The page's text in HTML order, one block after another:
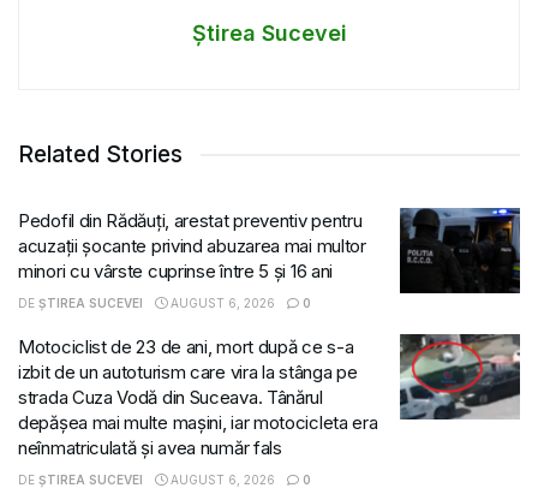
Știrea Sucevei
Related Stories
Pedofil din Rădăuți, arestat preventiv pentru
acuzații șocante privind abuzarea mai multor
minori cu vârste cuprinse între 5 și 16 ani
DE ȘTIREA SUCEVEI AUGUST 6, 2026 0
Motociclist de 23 de ani, mort după ce s-a
izbit de un autoturism care vira la stânga pe
strada Cuza Vodă din Suceava. Tânărul
depășea mai multe mașini, iar motocicleta era
neînmatriculată și avea număr fals
DE ȘTIREA SUCEVEI AUGUST 6, 2026 0